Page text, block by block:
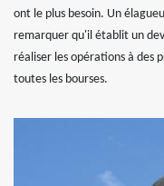
ont le plus besoin. Un
remarquer qu'il établit un
réaliser les opérations à des
toutes les bourses.